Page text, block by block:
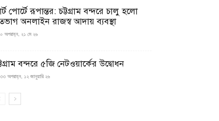
পোর্টে রূপান্তর: চট্টগ্রাম বন্দরে চালু হলো
অনলাইন রাজস্ব আদায় ব্যবস্থা
অপরাহ্ন, ২১ মে ২৬
বন্দরে ৫জি নেটওয়ার্কের উদ্বোধন
অপরাহ্ন, ১২ জানুয়ারি ২৬